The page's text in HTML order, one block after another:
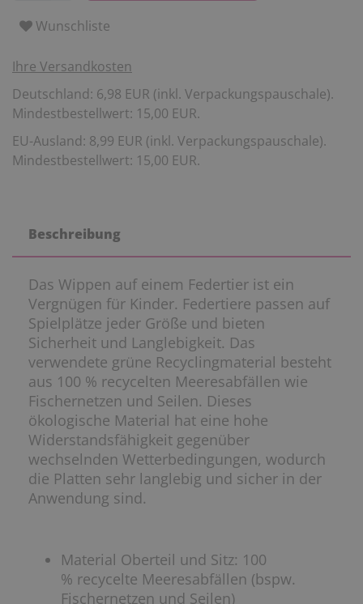
Wunschliste
Ihre Versandkosten
Deutschland: 6,98 EUR (inkl. Verpackungspauschale).
Mindestbestellwert: 15,00 EUR.
EU-Ausland: 8,99 EUR (inkl. Verpackungspauschale).
Mindestbestellwert: 15,00 EUR.
Beschreibung
Das Wippen auf einem Federtier ist ein
Vergnügen für Kinder. Federtiere passen auf
Spielplätze jeder Größe und bieten
Sicherheit und Langlebigkeit. Das
verwendete grüne Recyclingmaterial besteht
aus 100 % recycelten Meeresabfällen wie
Fischernetzen und Seilen. Dieses
ökologische Material hat eine hohe
Widerstandsfähigkeit gegenüber
wechselnden Wetterbedingungen, wodurch
die Platten sehr langlebig und sicher in der
Anwendung sind.
Material Oberteil und Sitz: 100
% recycelte Meeresabfällen (bspw.
Fischernetzen und Seilen)